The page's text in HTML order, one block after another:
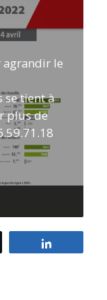
agrandir le
se tient à
plus de